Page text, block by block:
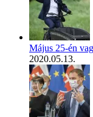
Május 25-én
2020.05.13.